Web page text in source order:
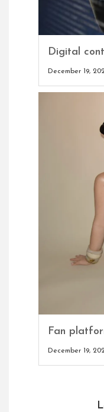
Digital
December 19,
Fan
December 19,